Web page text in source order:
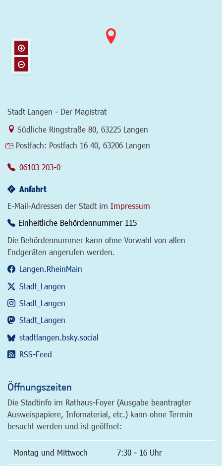
Stadt Langen - Der Magistrat
Link zur Google-Maps Navigation
Südliche Ringstraße 80 63225 Langen
Postfach: Postfach 16 40, 63206 Langen
06103 203-0
Anfahrt
E-Mail-Adressen der Stadt im Impressum
Einheitliche Behördennummer 115
Die Behördennummer kann ohne Vorwahl von allen
Endgeräten angerufen werden.
Langen.RheinMain
Stadt_Langen
Stadt_Langen
Stadt_Langen
stadtlangen.bsky.social
RSS-Feed
Öffnungszeiten
Die Stadtinfo im Rathaus-Foyer (Ausgabe beantragter
Ausweispapiere, Infomaterial, etc.) kann ohne Termin
besucht werden und ist geöffnet:
Montag und Mittwoch 7:30 - 16 Uhr